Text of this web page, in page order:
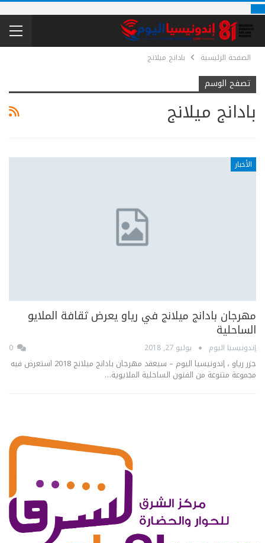
الصفحة الرئيسية بادانج ميلانج
تصفح الوسم
بادانج ميلانج
الأخبار
مهرجان بادانج ميلانج في رياو يعرض ثقافة الملايو
الساحلية
إندونيسيا اليوم يوليو 27, 2018
جزر رياو ، إندونيسيا اليوم – سيعقد مهرجان بادانج ميلانج 2018 استعرض فيه
مجموعة متنوعة من الفنون الساحلية الملايوية…